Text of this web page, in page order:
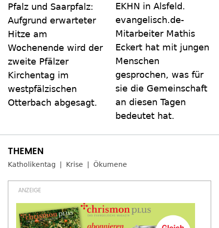
Pfalz und Saarpfalz:
Aufgrund erwarteter
Hitze am
Wochenende wird der
zweite Pfälzer
Kirchentag im
westpfälzischen
Otterbach abgesagt.
EKHN in Alsfeld.
evangelisch.de-
Mitarbeiter Mathis
Eckert hat mit jungen
Menschen
gesprochen, was für
sie die Gemeinschaft
an diesen Tagen
bedeutet hat.
Katholikentag Krise Ökumene